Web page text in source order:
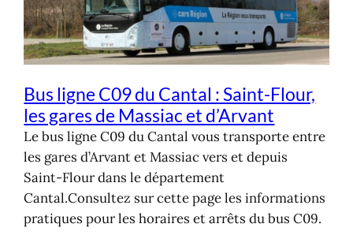
Bus ligne C09 du Cantal : Saint-Flour,
les gares de Massiac et d’Arvant
Le bus ligne C09 du Cantal vous transporte entre
les gares d’Arvant et Massiac vers et depuis
Saint-Flour dans le département
Cantal.Consultez sur cette page les informations
pratiques pour les horaires et arrêts du bus C09.